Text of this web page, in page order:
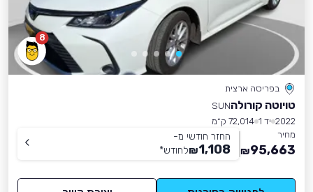
8
בפריסה ארצית
טויוטה קורולהSUN
2022 יד 1
72,014 ק״מ
מחיר
95,663
₪
החזר חודשי מ-
1,108
₪לחודש*